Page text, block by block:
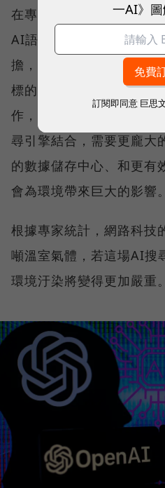
在專訪過程中，軒尼詩提
AI語言模型，會大幅增加
擔，這些額外產生的耗電
標的公司巨大壓力。光是
作，就會排放數十萬磅的
尋引擎結合，需要更龐大
的數據儲存中心、和更有
會為環境帶來巨大的影響。
根據專家統計，網路科技
噸溫室氣體，若這場AI搜
環境汙染將變得更加嚴重。
一AI》
訂閱即同意 巨思